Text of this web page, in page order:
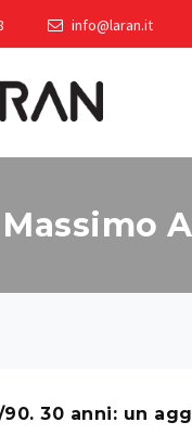
info@laran.it
Massimo
90. 30 anni: un